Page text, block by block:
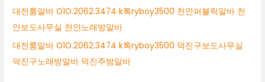
안
노
래
알
대전룸알바 O1O.2062.3474 k톡ryboy3500 천안퍼블릭알바 천
안보도사무실 천안노래방알바
대전룸알바 O1O.2062.3474 k톡ryboy3500 덕진구보도사무실
덕진구노래방알바 덕진주밤알바